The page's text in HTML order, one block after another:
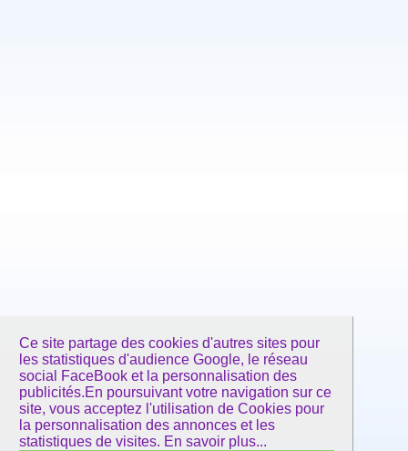
Ce site partage des cookies d'autres sites pour
les statistiques d'audience Google, le réseau
social FaceBook et la personnalisation des
publicités.En poursuivant votre navigation sur ce
site, vous acceptez l'utilisation de Cookies pour
la personnalisation des annonces et les
statistiques de visites. En savoir plus...